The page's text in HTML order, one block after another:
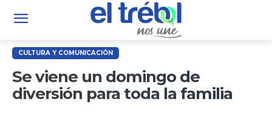
CULTURA Y COMUNICACIÓN
Se viene un domingo de
diversión para toda la familia